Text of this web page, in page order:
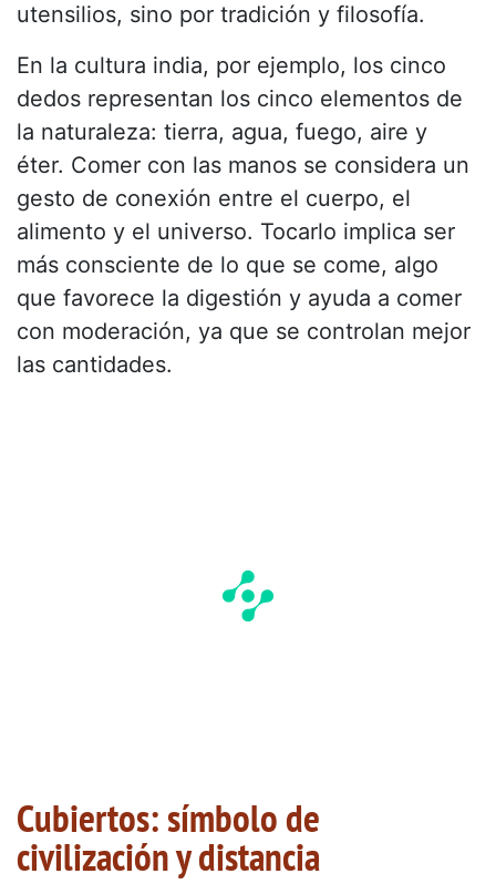
utensilios, sino por tradición y filosofía.
En la cultura india, por ejemplo, los cinco
dedos representan los cinco elementos de
la naturaleza: tierra, agua, fuego, aire y
éter. Comer con las manos se considera un
gesto de conexión entre el cuerpo, el
alimento y el universo. Tocarlo implica ser
más consciente de lo que se come, algo
que favorece la digestión y ayuda a comer
con moderación, ya que se controlan mejor
las cantidades.
Cubiertos: símbolo de
civilización y distancia